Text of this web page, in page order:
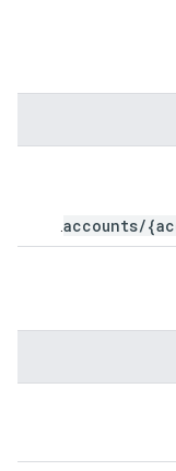
accounts/